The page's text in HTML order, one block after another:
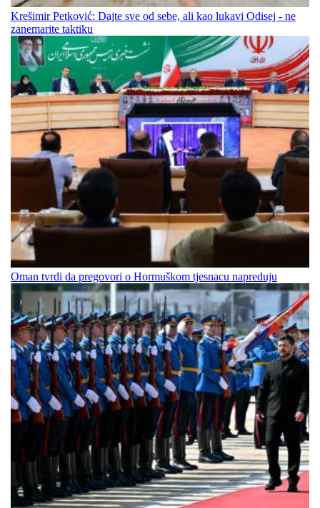
Krešimir Petković: Dajte sve od sebe, ali kao lukavi Odisej - ne
zanemarite taktiku
Oman tvrdi da pregovori o Hormuškom tjesnacu napreduju